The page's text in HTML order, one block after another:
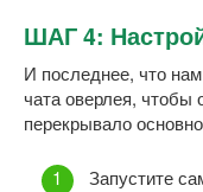
ШАГ 4:
И последнее, что
чата оверлея,
перекрывало
Запустите